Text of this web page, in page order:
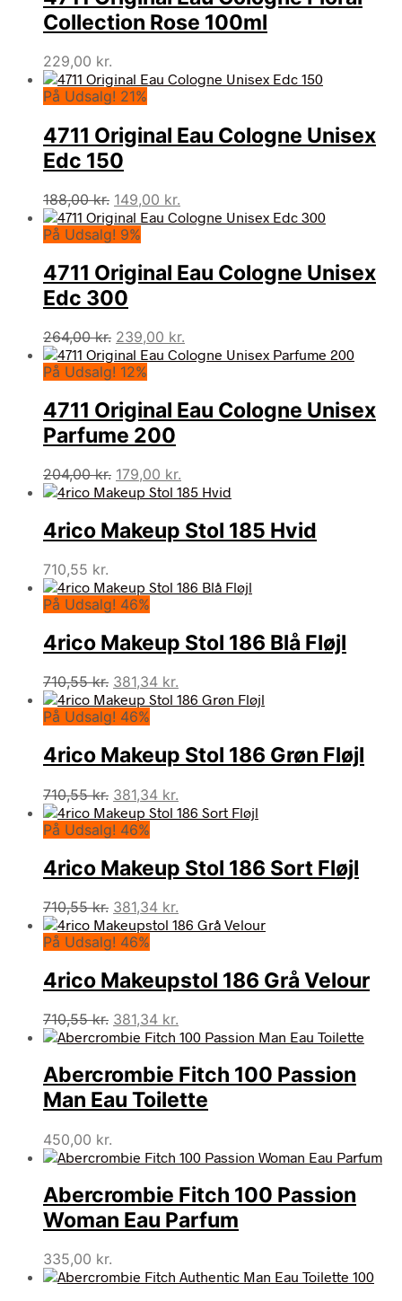
Collection Rose 100ml
229,00 kr.
På Udsalg! 21%
4711 Original Eau Cologne Unisex
Edc 150
188,00kr. Den
oprindelige
pris
188,00 kr..
149,00 kr.
aktuelle
149,00 kr..
På Udsalg! 9%
4711 Original Eau Cologne Unisex
Edc 300
264,00kr. Den
oprindelige
pris
264,00 kr..
239,00 kr.
aktuelle
239,00 kr..
På Udsalg! 12%
4711 Original Eau Cologne Unisex
Parfume 200
204,00kr. Den
oprindelige
var:
204,00 kr..
179,00 kr.
aktuelle
er:
179,00 kr..
4rico Makeup Stol 185 Hvid
710,55 kr.
På Udsalg! 46%
4rico Makeup Stol 186 Blå Fløjl
710,55kr. Den
oprindelige
pris
710,55 kr..
381,34 kr.
aktuelle
381,34 kr..
På Udsalg! 46%
4rico Makeup Stol 186 Grøn Fløjl
710,55kr. Den
oprindelige
pris
710,55 kr..
381,34 kr.
aktuelle
381,34 kr..
På Udsalg! 46%
4rico Makeup Stol 186 Sort Fløjl
710,55kr. Den
oprindelige
pris
710,55 kr..
381,34 kr.
aktuelle
381,34 kr..
På Udsalg! 46%
4rico Makeupstol 186 Grå Velour
710,55kr. Den
oprindelige
var:
710,55 kr..
381,34 kr.
aktuelle
er:
381,34 kr..
Abercrombie Fitch 100 Passion
Man Eau Toilette
450,00 kr.
Abercrombie Fitch 100 Passion
Woman Eau Parfum
335,00 kr.